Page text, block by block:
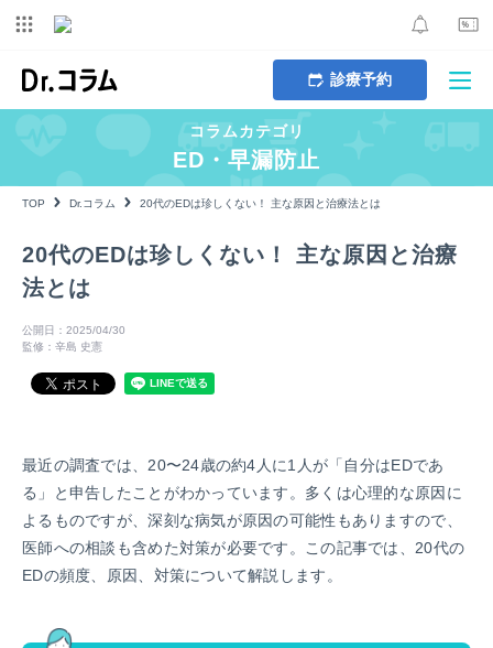
診療予約
コラムカテゴリ
ED・早漏防止
TOP Dr.コラム 20代のEDは珍しくない！ 主な原因と治療法とは
20代のEDは珍しくない！ 主な原因と治療
法とは
公開日：2025/04/30
監修：辛島 史憲
最近の調査では、20〜24歳の約4人に1人が「自分はEDであ
る」と申告したことがわかっています。多くは心理的な原因に
よるものですが、深刻な病気が原因の可能性もありますので、
医師への相談も含めた対策が必要です。この記事では、20代の
EDの頻度、原因、対策について解説します。